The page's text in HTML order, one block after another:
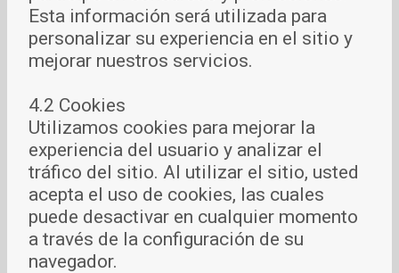
Esta información será utilizada para
personalizar su experiencia en el sitio y
mejorar nuestros servicios.
4.2 Cookies
Utilizamos cookies para mejorar la
experiencia del usuario y analizar el
tráfico del sitio. Al utilizar el sitio, usted
acepta el uso de cookies, las cuales
puede desactivar en cualquier momento
a través de la configuración de su
navegador.